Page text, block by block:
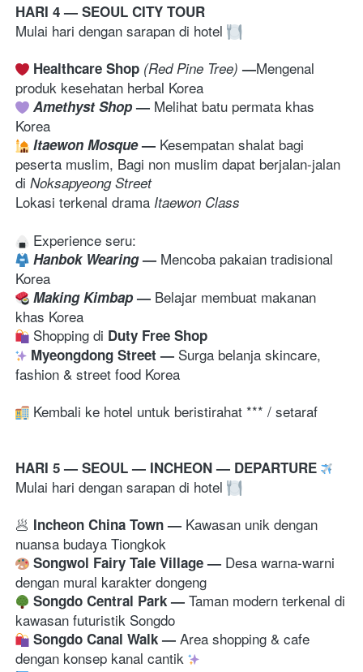
HARI 4 — SEOUL CITY TOUR
Mulai hari dengan sarapan di hotel
Healthcare Shop (Red Pine Tree) —Mengenal
produk kesehatan herbal Korea
Amethyst Shop — Melihat batu permata khas
Korea
Itaewon Mosque — Kesempatan shalat bagi
peserta muslim, Bagi non muslim dapat berjalan-jalan
di Noksapyeong Street
Lokasi terkenal drama Itaewon Class
Hanbok Wearing — Mencoba pakaian tradisional
Korea
Making Kimbap — Belajar membuat makanan
Shopping di Duty Free Shop
Myeongdong Street — Surga belanja skincare,
fashion & street food Korea
Kembali ke hotel untuk beristirahat *** / setaraf
HARI 5 — SEOUL — INCHEON — DEPARTURE
Mulai hari dengan sarapan di hotel
🥟 Incheon China Town — Kawasan unik dengan
nuansa budaya Tiongkok
Songwol Fairy Tale Village — Desa warna-warni
dengan mural karakter dongeng
Songdo Central Park — Taman modern terkenal di
kawasan futuristik Songdo
Songdo Canal Walk — Area shopping & cafe
dengan konsep kanal cantik